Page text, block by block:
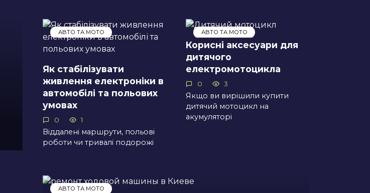
АВТО ТА МОТО
Як стабілізувати
живлення електроніки в
автомобілі та польових
умовах
0 1
Віддалені маршрути, польові
роботи чи тривалі подорожі
АВТО ТА МОТО
Корисні аксесуари для
дитячого
електромотоцикла
0 3
Якщо ви вирішили купити
дитячий мотоцикл на
акумуляторі
АВТО ТА МОТО